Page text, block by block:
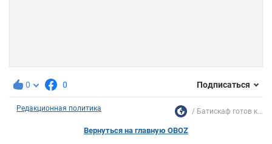
0 0 Подписаться
Редакционная политика Батискаф готов к...
Вернуться на главную OBOZ